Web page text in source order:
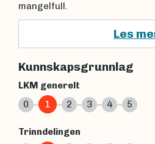
mangelfull.
Les
Kunnskapsgrunnlag
LKM generelt
0
1 2 3 4 5
Trinndelingen